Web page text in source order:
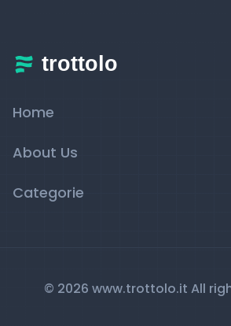
Home
About Us
Categorie
© 2026 www.trottolo.it All